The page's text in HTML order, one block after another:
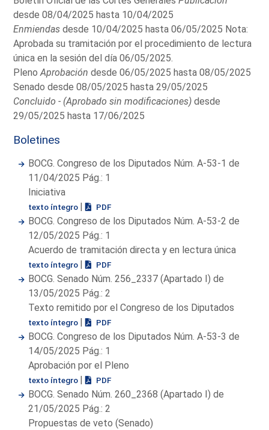
desde 08/04/2025 hasta 10/04/2025
Enmiendas desde 10/04/2025 hasta 06/05/2025 Nota:
Aprobada su tramitación por el procedimiento de lectura
única en la sesión del día 06/05/2025.
PlenoAprobación desde 06/05/2025 hasta 08/05/2025
Senado desde 08/05/2025 hasta 29/05/2025
Concluido - (Aprobado sin modificaciones) desde
29/05/2025 hasta 17/06/2025
Boletines
BOCG. Congreso de los Diputados Núm. A-53-1 de
11/04/2025 Pág.: 1
Iniciativa
texto íntegro | PDF
BOCG. Congreso de los Diputados Núm. A-53-2 de
12/05/2025 Pág.: 1
Acuerdo de tramitación directa y en lectura única
texto íntegro | PDF
BOCG. Senado Núm. 256_2337 (Apartado I) de
13/05/2025 Pág.: 2
Texto remitido por el Congreso de los Diputados
texto íntegro | PDF
BOCG. Congreso de los Diputados Núm. A-53-3 de
14/05/2025 Pág.: 1
Aprobación por el Pleno
texto íntegro | PDF
BOCG. Senado Núm. 260_2368 (Apartado I) de
21/05/2025 Pág.: 2
Propuestas de veto (Senado)